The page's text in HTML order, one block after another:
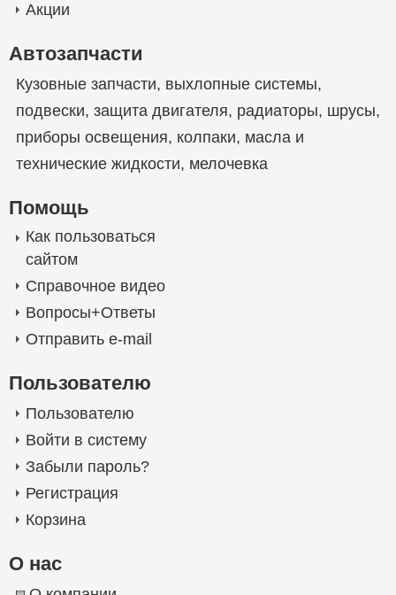
Акции
Автозапчасти
Кузовные запчасти, выхлопные системы,
подвески, защита двигателя, радиаторы, шрусы,
приборы освещения, колпаки, масла и
технические жидкости, мелочевка
Помощь
Как пользоваться
сайтом
Справочное видео
Вопросы+Ответы
Отправить e-mail
Пользователю
Пользователю
Войти в систему
Забыли пароль?
Регистрация
Корзина
О нас